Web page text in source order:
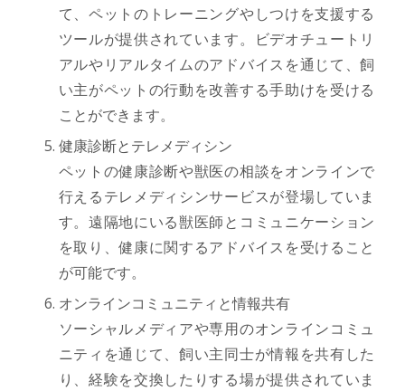
て、ペットのトレーニングやしつけを支援する
ツールが提供されています。ビデオチュートリ
アルやリアルタイムのアドバイスを通じて、飼
い主がペットの行動を改善する手助けを受ける
ことができます。
健康診断とテレメディシン
ペットの健康診断や獣医の相談をオンラインで
行えるテレメディシンサービスが登場していま
す。遠隔地にいる獣医師とコミュニケーション
を取り、健康に関するアドバイスを受けること
が可能です。
オンラインコミュニティと情報共有
ソーシャルメディアや専用のオンラインコミュ
ニティを通じて、飼い主同士が情報を共有した
り、経験を交換したりする場が提供されていま